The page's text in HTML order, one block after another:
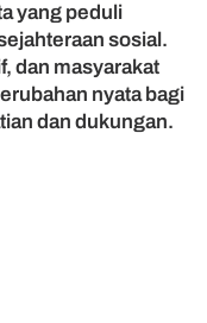
yang peduli
sosial.
dan masyarakat
nyata bagi
dan dukungan.